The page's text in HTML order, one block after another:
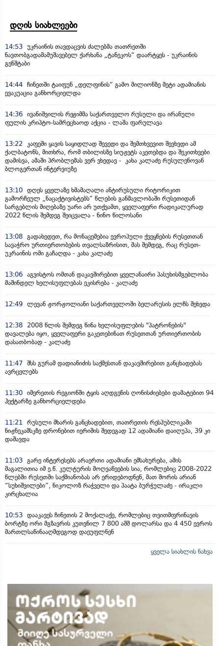
დღის სიახლეები
14:53 უკრაინის თავდაცვის ძალებმა თათრეთში
ნავთობგადამამუშავებელ ქარხანა „ტანეკოს“ დაარტყეს - უკრაინის
გენშტაბი
14:44 ჩინეთში ტაიფუნ „დელფინის“ გამო მილიონზე მეტი ადამიანის
ევაკუაცია განხორციელდა
14:36 ივანიშვილის რეჟიმმა საქართველო რუსული და ირანული
ფულის კრიპტო-სამრეცხაოდ აქცია - ლაშა ფარულავა
13:22 კაფეში ყავის საყიდლად შევედი და შემთხვევით შევხვდი ამ
ქალბატონს, მითხრა, რომ თბილისზე სიუჟეტს აკეთებდა და შეკითხვები
დამისვა, ამაში პრობლემას ვერ ვხედავ - კახა კალაძე რუსულენოვან
ბლოგერთან ინტერვიუზე
13:10 დღეს ყველაზე ხმამაღალი ანტირუსული რიტორიკით
გამორჩეულ „ნაცაქტივისტებს“ წლების განმავლობაში რუსეთიდან
სარგებლის მიღებაზე უარი არ უთქვამთ, ყველაფერი რადიკალურად
2022 წლის შემდეგ შეიცვალა - ნინო წილოსანი
13:08 გადახედეთ, რა მონაცემებია ევროპული ქვეყნების რუსეთთან
სავაჭრო ურთიერთობების თვალსაზრისით, მას შემდეგ, რაც რუსეთ-
უკრაინის ომი გაჩაღდა - კახა კალაძე
13:06 აგვისტოს ომთან დაკავშირებით ყველანაირი პასუხისმგებლობა
მაშინდელ ხელისუფლებას ეკისრება - კალაძე
12:49 ლევან ჟორჟოლიანი საქართველოში ბელარუსის ელჩს შეხვდა
12:38
2008 წლის შემდეგ წინა ხელისუფლების "პატრონების"
დავალება იყო, ყველაფერი გაკეთებინათ რუსეთთან ურთიერთობის
დასათბობად - კალაძე
11:47 შსს გურამ დადიანიძის საქმესთან დაკავშირებით განცხადებას
ავრცელებს
11:30 იმერეთის რეგიონში ტყის აღდგენის ღონისძიებები დამატებით 94
ჰექტარზე განხორციელდება
11:21 რუსული მხარის განცხადებით, თათრეთის რესპუბლიკაში
ნიჟნეკამსკზე დრონებით იერიშის შედეგად 12 ადამიანი დაიღუპა, 39 კი
დაშავდა
11:03 გარე ინტერესებს არაერთი ადამიანი ემსახურება, ამის
მაგალითია იმ ე.წ. კულტურის მოღვაწეების სია, რომლებიც 2008-2022
წლებში რუსეთში საქმიანობას არ ერიდებოდნენ, მათ შორის არიან
“სუხიშვილები”, ნიკოლოზ რაჭველი და პაატა ბურჭულაძე - ირაკლი
კირცხალია
10:53 დააკავეს ჩინეთის 2 მოქალაქე, რომლებიც თვითმფრინავის
ბორტზე ორი მგზავრის კუთვნილ 7 800 აშშ დოლარსა და 4 450 ევროს
მართლსაწინააღმდეგოდ დაეუფლნენ
ყველა სიახლის ნახვა